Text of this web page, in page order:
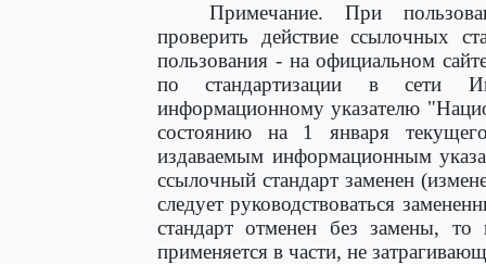
Примечание. При
проверить действие ссылочных
пользования - на официальном
по стандартизации в сети
информационному указателю
состоянию на 1 января
издаваемым информационным
ссылочный стандарт заменен
следует руководствоваться
стандарт отменен без замены,
применяется в части, не